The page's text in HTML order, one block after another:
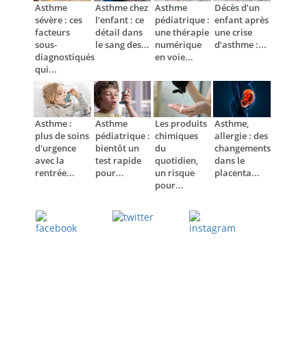
Asthme
sévère : ces
facteurs
sous-
diagnostiqués
qui...
Asthme chez
l’enfant : ce
détail dans
le sang des...
Asthme
pédiatrique :
une thérapie
numérique
en voie...
Décès d’un
enfant après
une crise
d’asthme :...
Asthme :
plus de soins
d'urgence
avec la
rentrée...
Asthme
pédiatrique :
bientôt un
test rapide
pour...
Les produits
chimiques
du
quotidien,
un risque
pour...
Asthme,
allergie : des
changements
dans le
placenta...